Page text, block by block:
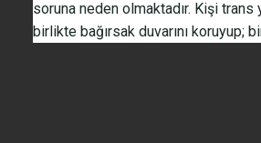
soruna neden olmaktadır. Kişi trans
birlikte bağırsak duvarını koruyup;